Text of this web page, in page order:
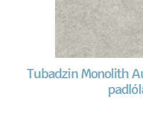
Tubadzin Monolith